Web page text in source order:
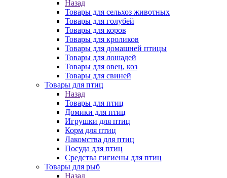
Назад
Товары для сельхоз животных
Товары для голубей
Товары для коров
Товары для кроликов
Товары для домашней птицы
Товары для лошадей
Товары для овец, коз
Товары для свиней
Товары для птиц
Назад
Товары для птиц
Домики для птиц
Игрушки для птиц
Корм для птиц
Лакомства для птиц
Посуда для птиц
Средства гигиены для птиц
Товары для рыб
Назад